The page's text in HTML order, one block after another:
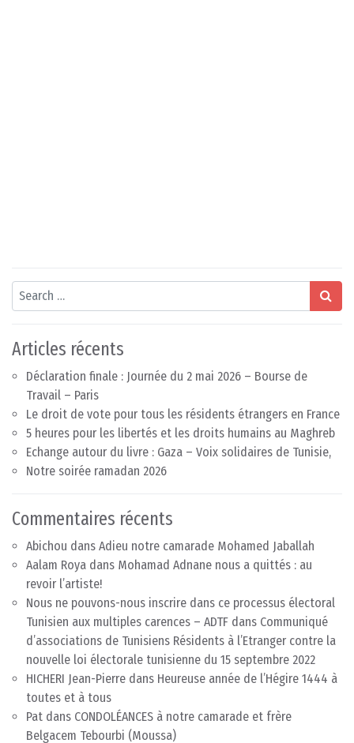
Search
Articles récents
Déclaration finale : Journée du 2 mai 2026 – Bourse de
Travail – Paris
Le droit de vote pour tous les résidents étrangers en France
5 heures pour les libertés et les droits humains au Maghreb
Echange autour du livre : Gaza – Voix solidaires de Tunisie,
Notre soirée ramadan 2026
Commentaires récents
Abichou dans Adieu notre camarade Mohamed Jaballah
Aalam Roya dans Mohamad Adnane nous a quittés : au
revoir l’artiste!
Nous ne pouvons-nous inscrire dans ce processus électoral
Tunisien aux multiples carences – ADTF dans Communiqué
d’associations de Tunisiens Résidents à l’Etranger contre la
nouvelle loi électorale tunisienne du 15 septembre 2022
HICHERI Jean-Pierre dans Heureuse année de l’Hégire 1444 à
toutes et à tous
Pat dans CONDOLÉANCES à notre camarade et frère
Belgacem Tebourbi (Moussa)